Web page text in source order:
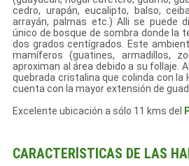
cedro, urapán, eucalipto, balso,
arrayán, palmas etc.) Alli se puede
único de bosque de sombra donde la
dos grados centígrados. Este
mamíferos (guatines, armadillos,
aproximan al área debido a su follaje.
quebrada cristalina que colinda con la
cuenta con la mayor extensión de
Excelente ubicación a sólo 11 kms del
CARACTERÍSTICAS DE LAS